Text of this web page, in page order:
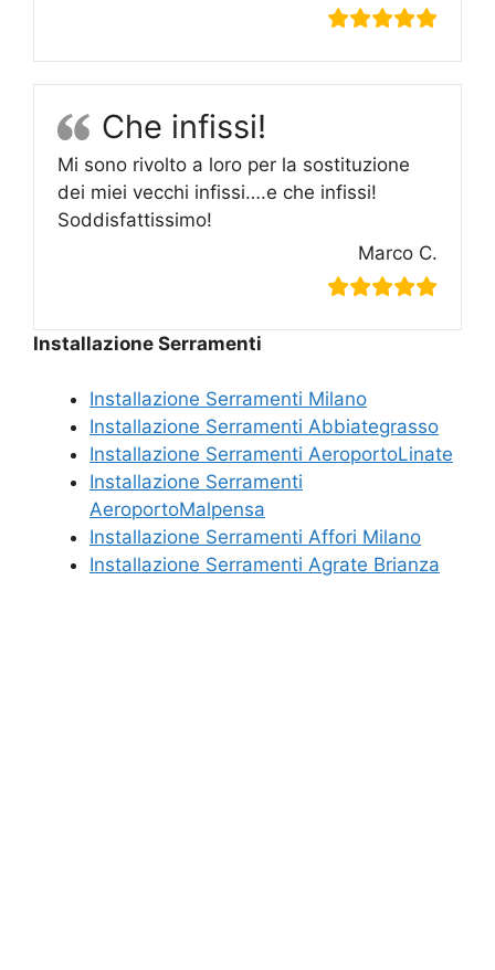
Che infissi!
Mi sono rivolto a loro per la sostituzione
dei miei vecchi infissi….e che infissi!
Soddisfattissimo!
Marco C.
Installazione Serramenti
Installazione Serramenti Milano
Installazione Serramenti Abbiategrasso
Installazione Serramenti AeroportoLinate
Installazione Serramenti
AeroportoMalpensa
Installazione Serramenti Affori Milano
Installazione Serramenti Agrate Brianza